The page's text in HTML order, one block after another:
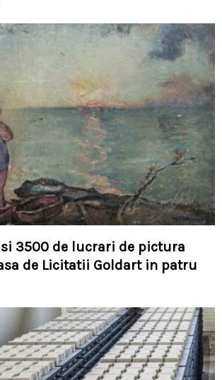
3500 de lucrari de pictura
de Licitatii Goldart in patru